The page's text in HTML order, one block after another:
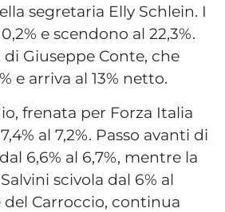
segretaria Elly Schlein. I
e scendono al 22,3%.
di Giuseppe Conte, che
e arriva al 13% netto.
frenata per Forza Italia
al 7,2%. Passo avanti di
6,6% al 6,7%, mentre la
scivola dal 6% al
del Carroccio, continua